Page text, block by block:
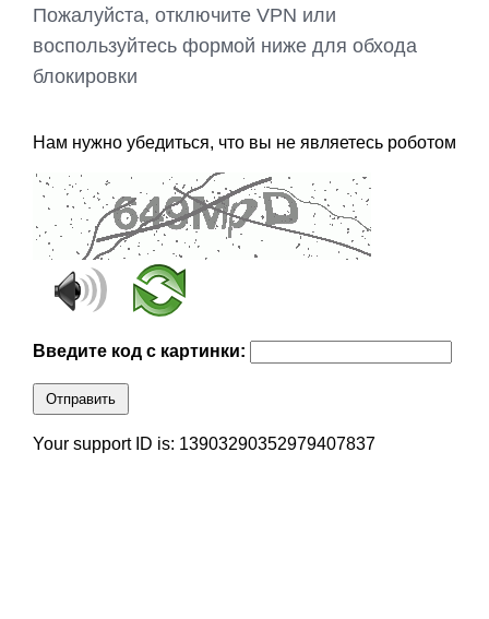
Пожалуйста, отключите VPN или
воспользуйтесь формой ниже для обхода
блокировки
Нам нужно убедиться, что вы не являетесь роботом
Введите код с картинки:
Отправить
Your support ID is: 13903290352979407837